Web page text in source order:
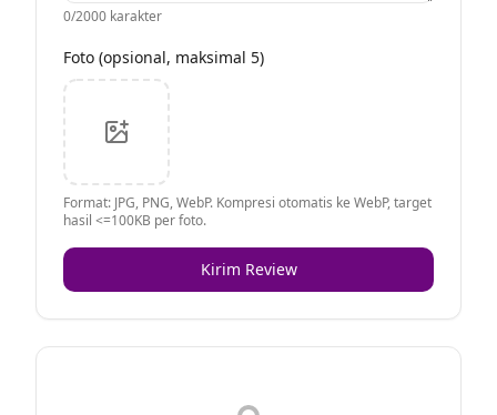
0/2000 karakter
Foto (opsional, maksimal 5)
Format: JPG, PNG, WebP. Kompresi otomatis ke WebP, target
hasil <=100KB per foto.
Kirim Review